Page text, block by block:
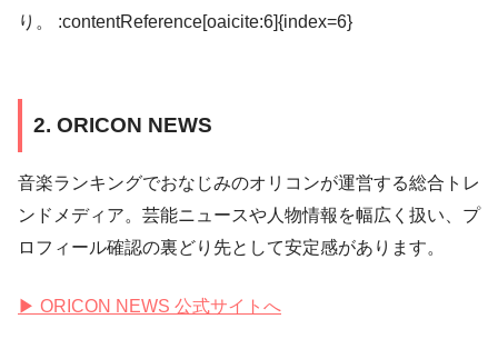
り。 :contentReference[oaicite:6]{index=6}
2. ORICON NEWS
音楽ランキングでおなじみのオリコンが運営する総合トレ
ンドメディア。芸能ニュースや人物情報を幅広く扱い、プ
ロフィール確認の裏どり先として安定感があります。
▶ ORICON NEWS 公式サイトへ